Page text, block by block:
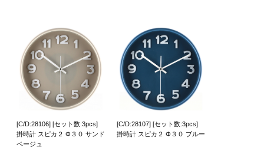
[C/D:28106] [セット数:3pcs]
掛時計 スピカ２ Φ３０ サンド
ベージュ
[C/D:28107] [セット数:3pcs]
掛時計 スピカ２ Φ３０ ブルー